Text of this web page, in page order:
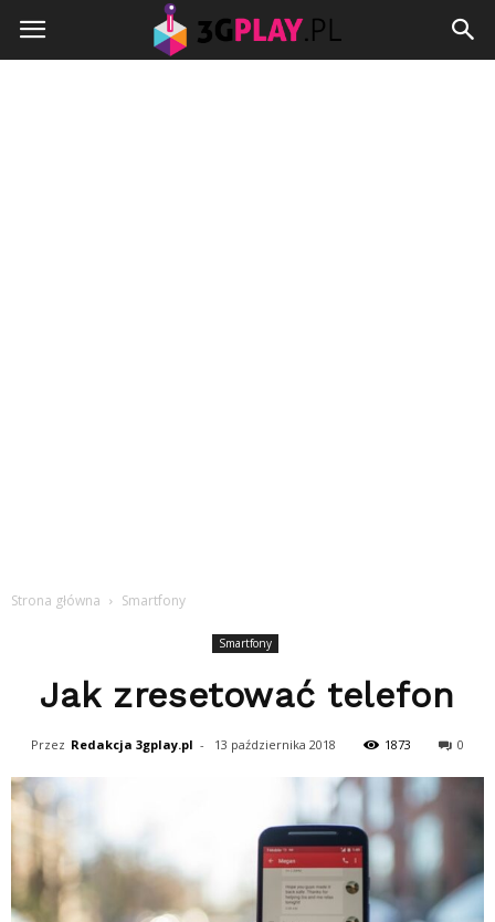
3gplay.pl
Strona główna Smartfony
Smartfony
Jak zresetować telefon
Przez Redakcja 3gplay.pl - 13 października 2018 1873 0